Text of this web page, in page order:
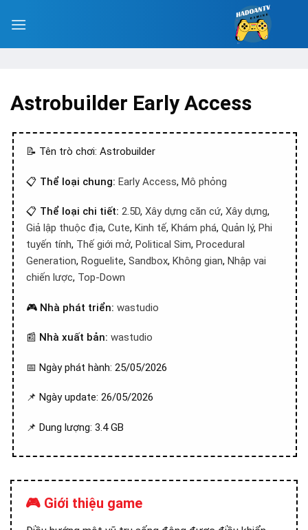
Astrobuilder Early Access
📝 Tên trò chơi: Astrobuilder
📋 Thể loại chung: Early Access, Mô phỏng
📋 Thể loại chi tiết: 2.5D, Xây dựng căn cứ, Xây dựng,
Giả lập thuộc địa, Cute, Kinh tế, Khám phá, Quản lý, Phi
tuyến tính, Thế giới mở, Political Sim, Procedural
Generation, Roguelite, Sandbox, Không gian, Nhập vai
chiến lược, Top-Down
🎮 Nhà phát triển: wastudio
📰 Nhà xuất bản: wastudio
📅 Ngày phát hành: 25/05/2026
📌 Ngày update: 26/05/2026
📌 Dung lượng: 3.4 GB
🎮 Giới thiệu game